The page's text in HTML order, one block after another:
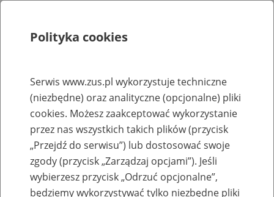
Rejestry, ewidencje i archiwa
Baza zlikwidowanych lub
przekształconych zakładów pracy
Nazwa zakładu pracy:
Polityka cookies
Serwis www.zus.pl wykorzystuje techniczne
(niezbędne) oraz analityczne (opcjonalne) pliki
cookies. Możesz zaakceptować wykorzystanie
przez nas wszystkich takich plików (przycisk
„Przejdź do serwisu”) lub dostosować swoje
zgody (przycisk „Zarządzaj opcjami”). Jeśli
wybierzesz przycisk „Odrzuć opcjonalne”,
będziemy wykorzystywać tylko niezbędne pliki